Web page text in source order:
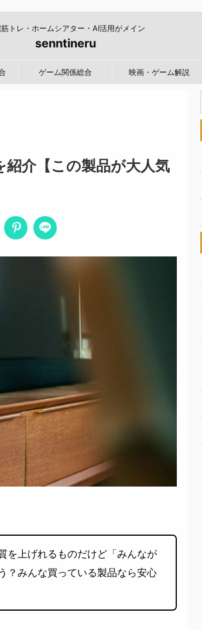
トレ・ホームシアター・AI活用がメイン
senntineru
ゲーム関係総合 映画・ゲーム解説
介【この製品が大人気
を上げれるものだけど「みんなが
？みんな買っている製品なら安心